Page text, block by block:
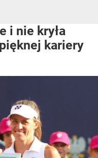
i nie kryła
kariery